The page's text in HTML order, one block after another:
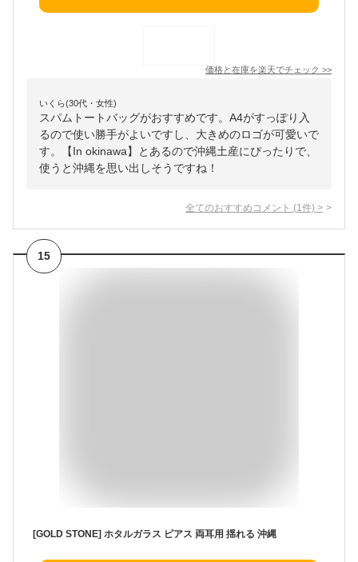
価格と在庫を楽天でチェック >>
いくら(30代・女性)
スパムトートバッグがおすすめです。A4がすっぽり入
るので使い勝手がよいですし、大きめのロゴが可愛いで
す。【In okinawa】とあるので沖縄土産にぴったりで、
使うと沖縄を思い出しそうですね！
全てのおすすめコメント (1 件) >
15
[GOLD STONE] ホタルガラス ピアス 両耳用 揺れる 沖縄